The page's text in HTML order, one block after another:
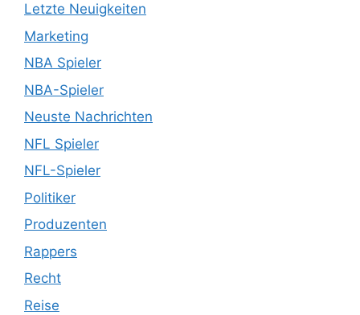
Letzte Neuigkeiten
Marketing
NBA Spieler
NBA-Spieler
Neuste Nachrichten
NFL Spieler
NFL-Spieler
Politiker
Produzenten
Rappers
Recht
Reise